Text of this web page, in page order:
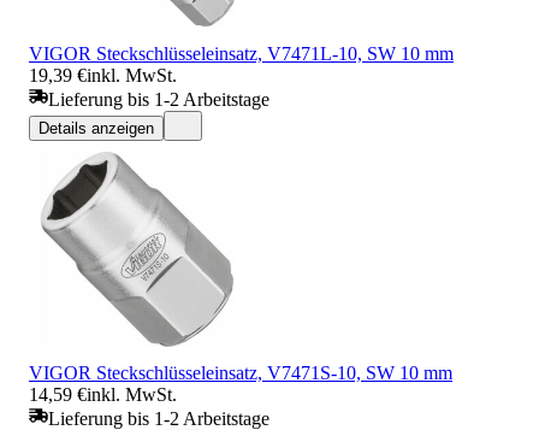
VIGOR Steckschlüsseleinsatz, V7471L-10, SW 10 mm
19,39 €inkl. MwSt.
Lieferung bis 1-2 Arbeitstage
Details anzeigen
VIGOR Steckschlüsseleinsatz, V7471S-10, SW 10 mm
14,59 €inkl. MwSt.
Lieferung bis 1-2 Arbeitstage